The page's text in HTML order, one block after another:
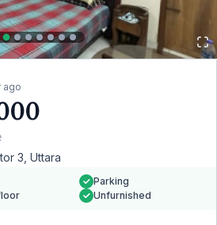
ago
3, Uttara
Parking
Unfurnished